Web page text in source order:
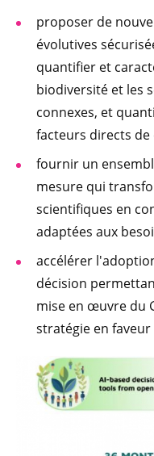
proposer de
évolutives
quantifier et
biodiversité et les
connexes, et
facteurs directs de
fournir un
mesure qui
scientifiques en
adaptées aux
accélérer
décision
mise en œuvre du
stratégie en